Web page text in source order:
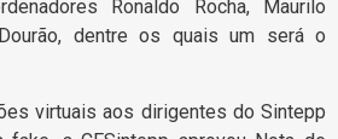
Ronaldo Rocha, Maurilo
dentre os quais um será o
virtuais aos dirigentes do Sintepp